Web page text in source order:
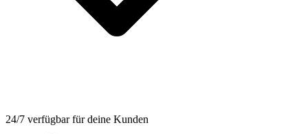
24/7 verfügbar für deine Kunden